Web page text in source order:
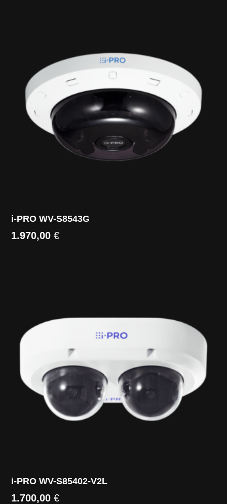
i-PRO WV-S8543G
1.970,00€
i-PRO WV-S85402-V2L
1.700,00€